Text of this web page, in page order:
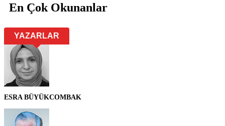
En Çok Okunanlar
YAZARLAR
ESRA BÜYÜKCOMBAK